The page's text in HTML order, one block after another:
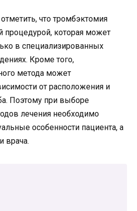
что тромбэктомия
процедурой, которая может
в специализированных
Кроме того,
метода может
от расположения и
Поэтому при выборе
лечения необходимо
особенности пациента, а
врача.